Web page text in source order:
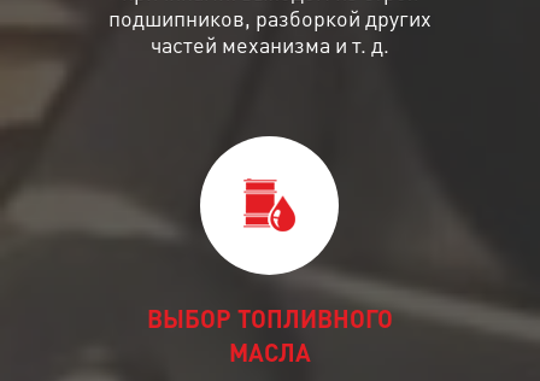
подшипников, разборкой других
частей механизма и т. д.
ВЫБОР ТОПЛИВНОГО
МАСЛА